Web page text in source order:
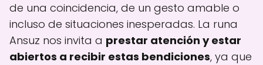
de una coincidencia, de un gesto amable o
incluso de situaciones inesperadas. La runa
Ansuz nos invita a prestar atención y estar
abiertos a recibir estas bendiciones, ya que